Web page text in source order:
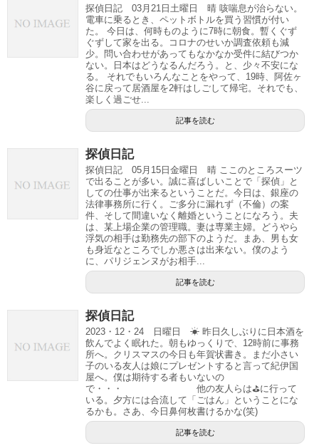
探偵日記 03月21日土曜日 晴 咳喘息が治らない。
電車に乗るとき、ペットボトルを買う習慣が付い
た。 今日は、何時ものように7時に朝食。暫くぐず
ぐずして家を出る。コロナのせいか調査依頼も減
少。問い合わせがあってもなかなか受件に結びつか
ない。日本はどうなるんだろう。と、少々不安にな
る。 それでもいろんなことをやって、19時、阿佐ヶ
谷に戻って居酒屋を2軒はしごして帰宅。それでも、
楽しく過ごせ...
記事を読む
探偵日記
探偵日記 05月15日金曜日 晴 ここのところスーツ
で出ることが多い。誠に喜ばしいことで「探偵」と
しての仕事が出来るということだ。今日は、銀座の
法律事務所に行く。ご多分に漏れず（不倫）の案
件、そして間違いなく離婚ということになろう。夫
は、某上場企業の管理職。妻は専業主婦。どうやら
浮気の相手は勤務先の部下のようだ。まあ、男も女
も身近なところでしか悪さは出来ない。僕のよう
に、パリジェンヌがお相手...
記事を読む
探偵日記
2023・12・24 日曜日 ☀ 昨日久しぶりに日本酒を
飲んでよく眠れた。朝もゆっくりで、12時前に事務
所へ。クリスマスの今日も年賀状書き。まだ小さい
子のいる友人は娘にプレゼントすると言って紀伊国
屋へ。僕は期待する者もいないの
で・・・ 他の友人らは⛳に行って
いる。夕方には合流して「ごはん」ということにな
るかも。さあ、今日鼻何枚書けるかな(笑)
記事を読む